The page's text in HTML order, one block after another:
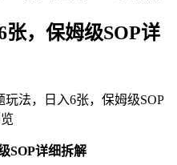
，保姆级SOP详
玩法，日入6张，保姆级SOP
SOP详细拆解